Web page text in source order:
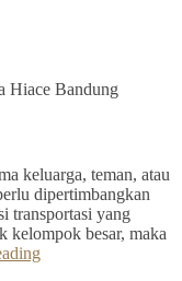
Hiace Bandung
keluarga, teman, atau
dipertimbangkan
transportasi yang
kelompok besar, maka